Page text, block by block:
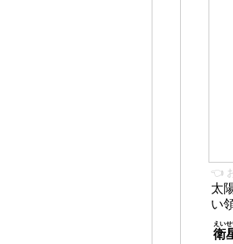
👈
太
い
衛
えい